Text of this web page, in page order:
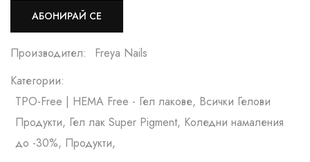
АБОНИРАЙ СЕ
Производител:
Freya Nails
Категории:
TPO-Free | HEMA Free - Гел лакове, Всички Гелови
Продукти, Гел лак Super Pigment, Коледни намаления
до -30%, Продукти,